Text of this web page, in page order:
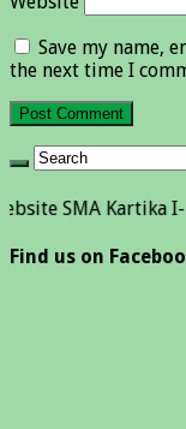
Save my name,
the next time I
Kartika I-5
Find us on